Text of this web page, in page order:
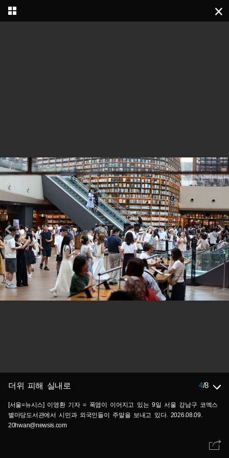
더위 피해 실내로 4/8
[서울=뉴시스] 이영환 기자 = 폭염이 이어지고 있는 9일 서울 강남구 코엑스
별마당도서관에서 시민과 외국인들이 주말을 보내고 있다. 2026.08.09.
20hwan@newsis.com